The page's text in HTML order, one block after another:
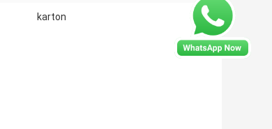
karton